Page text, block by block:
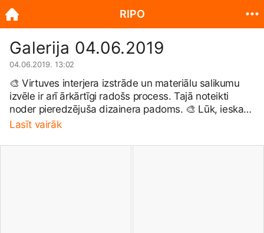
Galerija 04.06.2019
04.06.2019. 13:02
🎨 Virtuves interjera izstrāde un materiālu salikumu
izvēle ir arī ārkārtīgi radošs process. Tajā noteikti
noder pieredzējuša dizainera padoms. 🎨 Lūk, ieskats
drosmīgās, modernās un iedvesmojošās materiālu
Lāčplēša ielā 14. Kontakti:https://bit.ly/2Mu9tB9🎨
Lasīt vairāk
RIPO